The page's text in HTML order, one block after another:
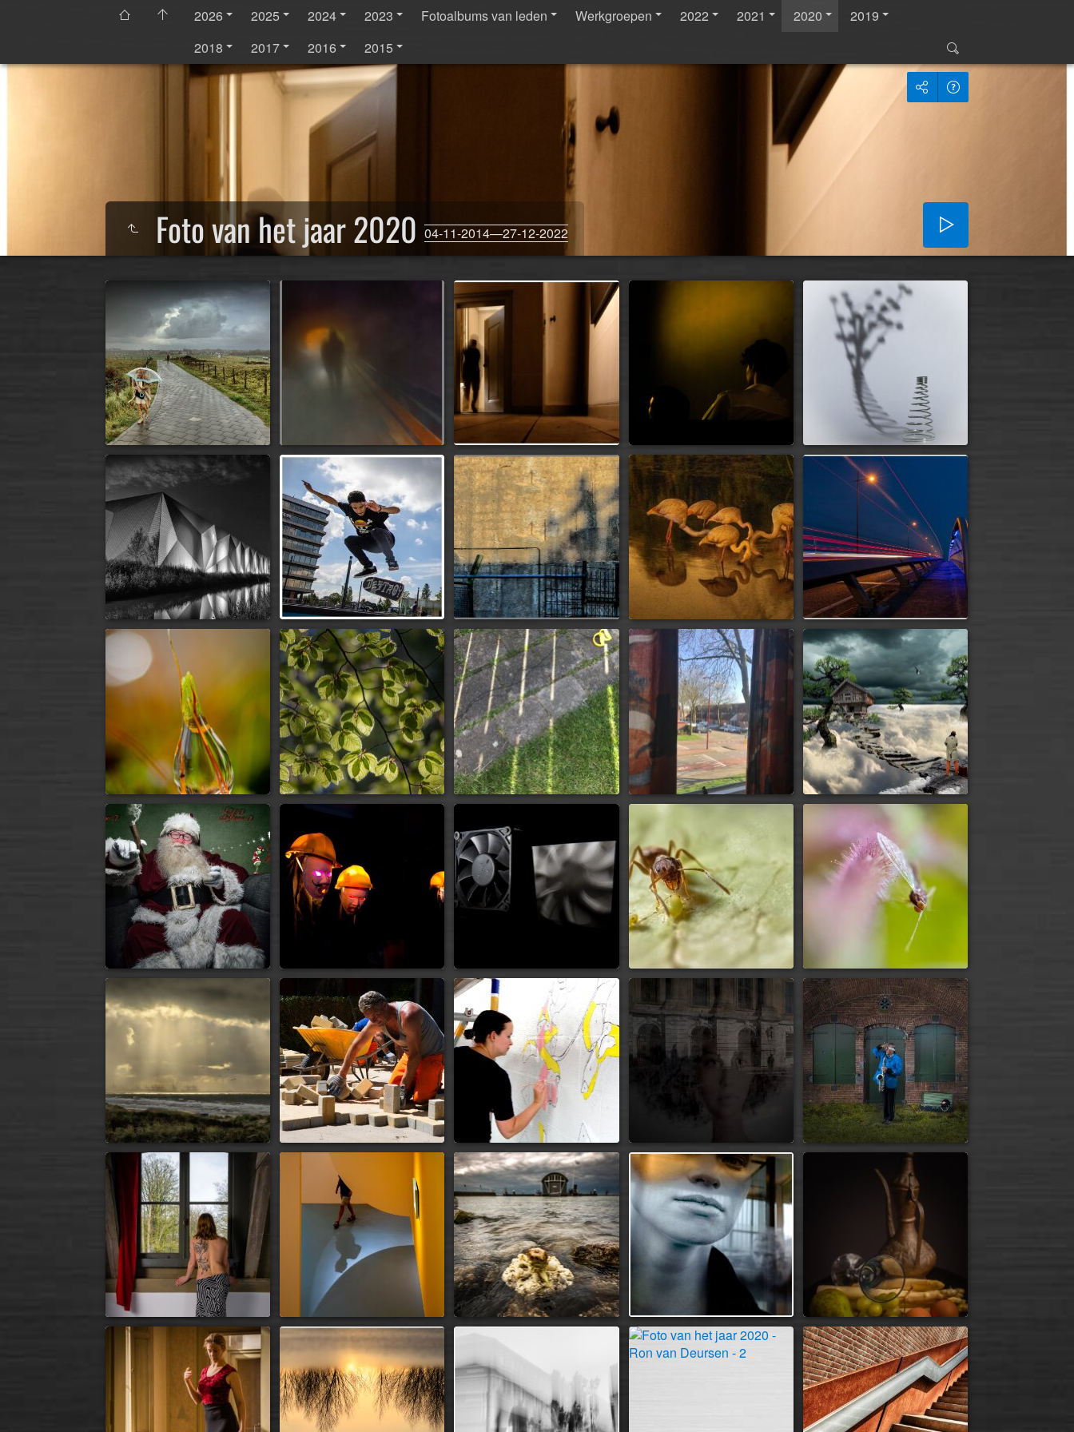
2026 2025 2024 2023 Fotoalbums van leden Werkgroepen 2022 2021 2020
2019
2018
2017 2016 2015
Foto van het jaar 2020 04-11-2014—27-12-2022